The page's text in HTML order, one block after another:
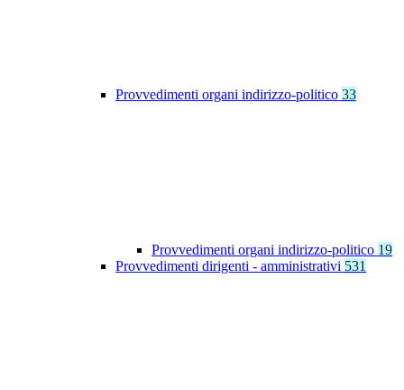
Provvedimenti organi indirizzo-politico 33
Provvedimenti organi indirizzo-politico 19
Provvedimenti dirigenti - amministrativi 531